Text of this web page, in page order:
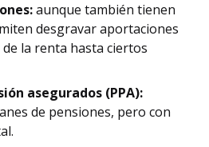
aunque también tienen
desgravar aportaciones
la renta hasta ciertos
asegurados (PPA):
de pensiones, pero con